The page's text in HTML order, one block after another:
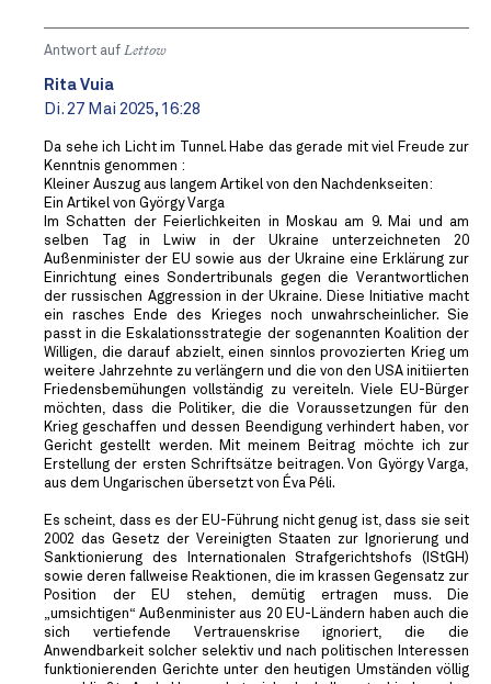
Antwort auf Lettow
Rita Vuia
Di. 27 Mai 2025, 16:28
Da sehe ich Licht im Tunnel. Habe das gerade mit viel Freude zur
Kenntnis genommen :
Kleiner Auszug aus langem Artikel von den Nachdenkseiten:
Ein Artikel von György Varga
Im Schatten der Feierlichkeiten in Moskau am 9. Mai und am
selben Tag in Lwiw in der Ukraine unterzeichneten 20
Außenminister der EU sowie aus der Ukraine eine Erklärung zur
Einrichtung eines Sondertribunals gegen die Verantwortlichen
der russischen Aggression in der Ukraine. Diese Initiative macht
ein rasches Ende des Krieges noch unwahrscheinlicher. Sie
passt in die Eskalationsstrategie der sogenannten Koalition der
Willigen, die darauf abzielt, einen sinnlos provozierten Krieg um
weitere Jahrzehnte zu verlängern und die von den USA initiierten
Friedensbemühungen vollständig zu vereiteln. Viele EU-Bürger
möchten, dass die Politiker, die die Voraussetzungen für den
Krieg geschaffen und dessen Beendigung verhindert haben, vor
Gericht gestellt werden. Mit meinem Beitrag möchte ich zur
Erstellung der ersten Schriftsätze beitragen. Von György Varga,
aus dem Ungarischen übersetzt von Éva Péli.
Es scheint, dass es der EU-Führung nicht genug ist, dass sie seit
2002 das Gesetz der Vereinigten Staaten zur Ignorierung und
Sanktionierung des Internationalen Strafgerichtshofs (IStGH)
sowie deren fallweise Reaktionen, die im krassen Gegensatz zur
Position der EU stehen, demütig ertragen muss. Die
„umsichtigen“ Außenminister aus 20 EU-Ländern haben auch die
sich vertiefende Vertrauenskrise ignoriert, die die
Anwendbarkeit solcher selektiv und nach politischen Interessen
funktionierenden Gerichte unter den heutigen Umständen völlig